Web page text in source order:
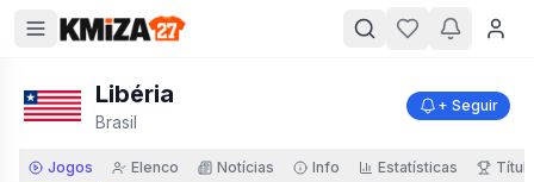
Libéria
Brasil
+ Seguir
Jogos Elenco Notícias Info Estatísticas